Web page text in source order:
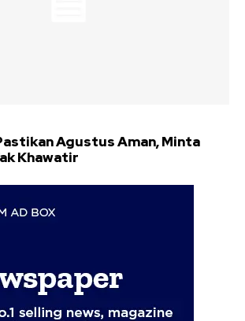
Agustus Aman, Minta
Khawatir